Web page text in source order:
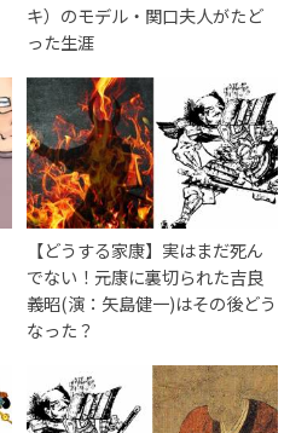
キ）のモデル・関口夫人がたど
った生涯
【どうする家康】実はまだ死ん
でない！元康に裏切られた吉良
義昭(演：矢島健一)はその後どう
なった？